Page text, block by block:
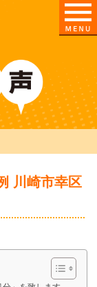
去・取外し・処分
川崎市幸区